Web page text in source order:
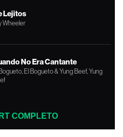
Lejitos
Wheeler
No Era Cantante
El Bogueto & Yung Beef, Yung
COMPLETO